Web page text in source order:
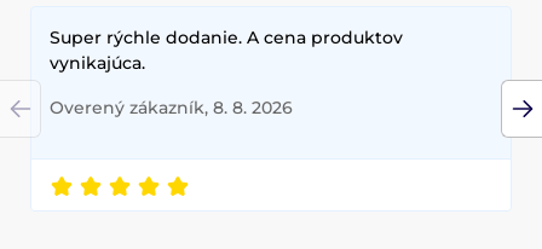
Super rýchle dodanie. A cena produktov
vynikajúca.
Overený zákazník, 8. 8. 2026